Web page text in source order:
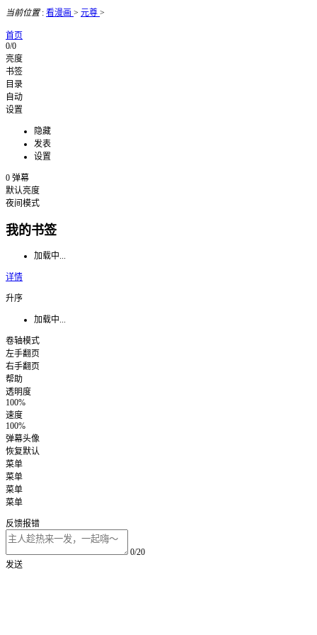
当前位置: 看漫画 > 元尊 >
首页
0/0
亮度
书签
目录
自动
设置
隐藏
发表
设置
0 弹幕
默认亮度
夜间模式
我的书签
加载中...
详情
升序
加载中...
卷轴模式
左手翻页
右手翻页
帮助
透明度
100%
速度
100%
弹幕头像
恢复默认
菜单
菜单
菜单
菜单
反馈报错
0/20
发送